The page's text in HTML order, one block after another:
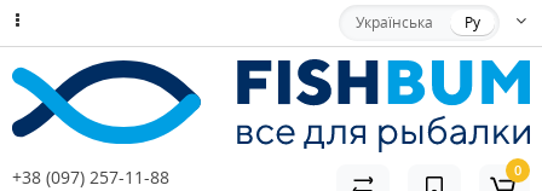
Українська Ру
+38 (097) 257-11-88
0